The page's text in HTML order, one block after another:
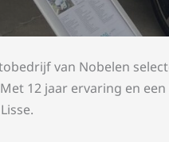
van Nobelen
12 jaar ervaring en